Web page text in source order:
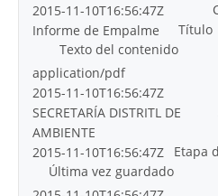
2015-11-10T16:56:47Z
Título
Informe de Empalme
Texto del contenido
application/pdf
2015-11-10T16:56:47Z
SECRETARÍA DISTRITL DE
AMBIENTE
Etapa
2015-11-10T16:56:47Z
Última vez guardado